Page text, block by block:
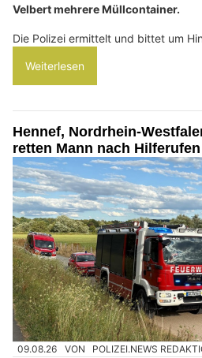
Velbert mehrere Müllcontainer.
Die Polizei ermittelt und bittet um
Weiterlesen
Hennef, Nordrhein-
retten Mann nach
09.08.26 VON POLIZEI.NEWS